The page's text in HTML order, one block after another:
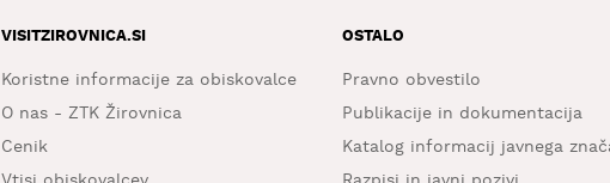
VISITZIROVNICA.SI
Koristne informacije za obiskovalce
O nas - ZTK Žirovnica
Cenik
OSTALO
Pravno obvestilo
Publikacije in dokumentacija
Katalog informacij javnega